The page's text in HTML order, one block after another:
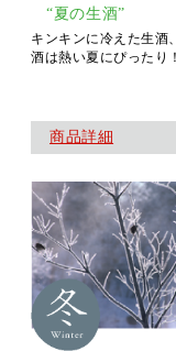
“夏の生酒”
キンキンに冷えた生酒
酒は熱い夏にぴったり！
商品詳細